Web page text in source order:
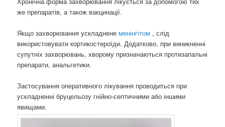
же препаратів, а також вакцинації.
Якщо захворювання ускладнене менінгітом , слід
використовувати кортикостероїди. Додатково, при виникненні
супутніх захворювань, хворому призначаються протизапальні
препарати, анальгетики.
Застосування оперативного лікування проводиться при
ускладненні бруцельозу гнійно-септичними або іншими
явищами.